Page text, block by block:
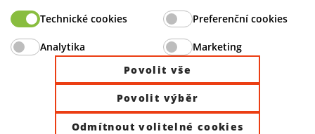
Ministry of Industry and Trade of the Czech Republic
© 2026 Domat Control System s.r.o. |
All rights reserved |
Technické cookies Preferenční cookies
Analytika
Marketing
Povolit vše
Povolit výběr
Odmítnout volitelné cookies